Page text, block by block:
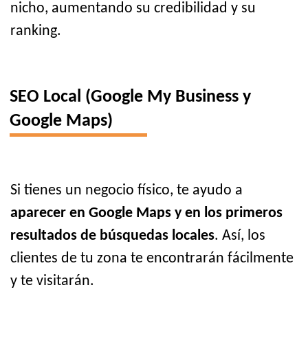
nicho, aumentando su credibilidad y su
ranking.
SEO Local (Google My Business y
Google Maps)
Si tienes un negocio físico, te ayudo a
aparecer en Google Maps y en los primeros
resultados de búsquedas locales. Así, los
clientes de tu zona te encontrarán fácilmente
y te visitarán.